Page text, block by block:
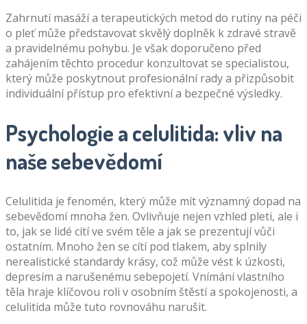
Zahrnutí masáží a terapeutických metod do rutiny na péči
o pleť může představovat skvělý doplněk k zdravé stravě
a pravidelnému pohybu. Je však doporučeno před
zahájením těchto procedur konzultovat se specialistou,
který může poskytnout profesionální rady a přizpůsobit
individuální přístup pro efektivní a bezpečné výsledky.
Psychologie a celulitida: vliv na
naše sebevědomí
Celulitida je fenomén, který může mít významný dopad na
sebevědomí mnoha žen. Ovlivňuje nejen vzhled pleti, ale i
to, jak se lidé cítí ve svém těle a jak se prezentují vůči
ostatním. Mnoho žen se cítí pod tlakem, aby splnily
nerealistické standardy krásy, což může vést k úzkosti,
depresím a narušenému sebepojetí. Vnímání vlastního
těla hraje klíčovou roli v osobním štěstí a spokojenosti, a
celulitida může tuto rovnováhu narušit.